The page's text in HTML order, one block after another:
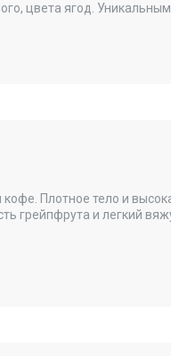
цвета ягод.
Плотное тело и
грейпфрута и легкий